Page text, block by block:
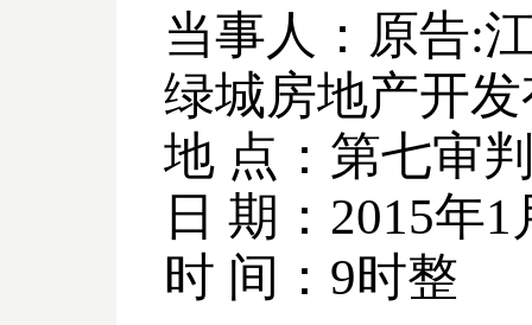
当事人：原告:
绿城房地产开
地 点：第七审
日 期： 2015年1
时 间： 9时整